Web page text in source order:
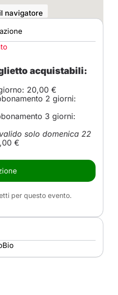
navigatore
acquistabili:
20,00 €
2 giorni:
3 giorni:
solo domenica 22
€
per questo evento.